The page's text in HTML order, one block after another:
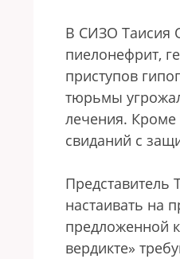
В СИЗО Таисия
пиелонефрит,
приступов
тюрьмы
лечения. Кроме
свиданий с
настаивать на
предложенной
вердикте»